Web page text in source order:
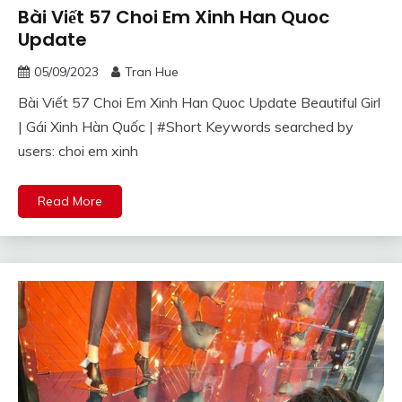
Bài Viết 57 Choi Em Xinh Han Quoc
Update
05/09/2023 Tran Hue
Bài Viết 57 Choi Em Xinh Han Quoc Update Beautiful Girl
| Gái Xinh Hàn Quốc | #Short Keywords searched by
users: choi em xinh
Read More